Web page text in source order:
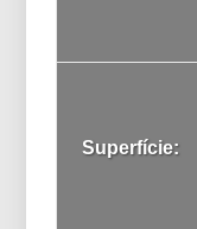
Superfície: